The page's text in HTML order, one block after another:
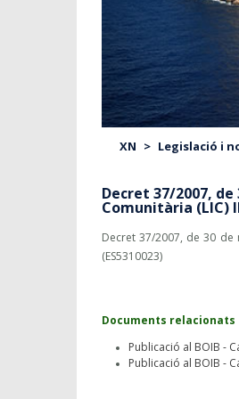
XN > Legislació i
Decret 37/2007,
Comunitària (LIC)
Decret 37/2007, de 30 de
(ES5310023)
Documents relacionats
Publicació al BOIB -
Publicació al BOIB -